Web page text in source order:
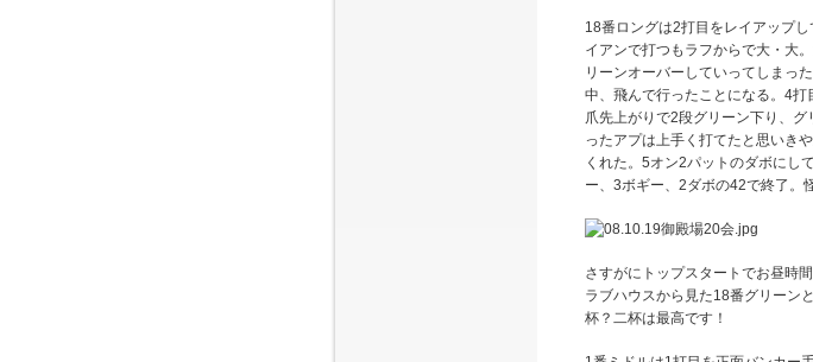
18番ロングは2打目をレイアップ
イアンで打つもラフからで大・大
リーンオーバーしていってしまっ
中、飛んで行ったことになる。4
爪先上がりで2段グリーン下り、
ったアプは上手く打てたと思いき
くれた。5オン2パットのダボにし
ー、3ボギー、2ダボの42で終了。
さすがにトップスタートでお昼時
ラブハウスから見た18番グリーン
杯？二杯は最高です！